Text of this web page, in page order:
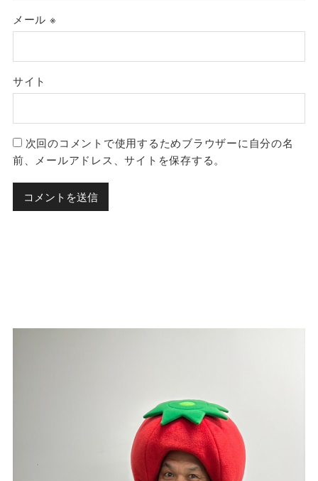
メール ※
サイト
次回のコメントで使用するためブラウザーに自分の名
前、メールアドレス、サイトを保存する。